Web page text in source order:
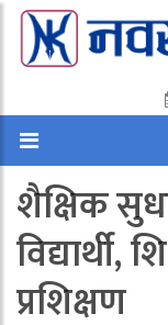
शैक्षिक
प्रशिक्षण